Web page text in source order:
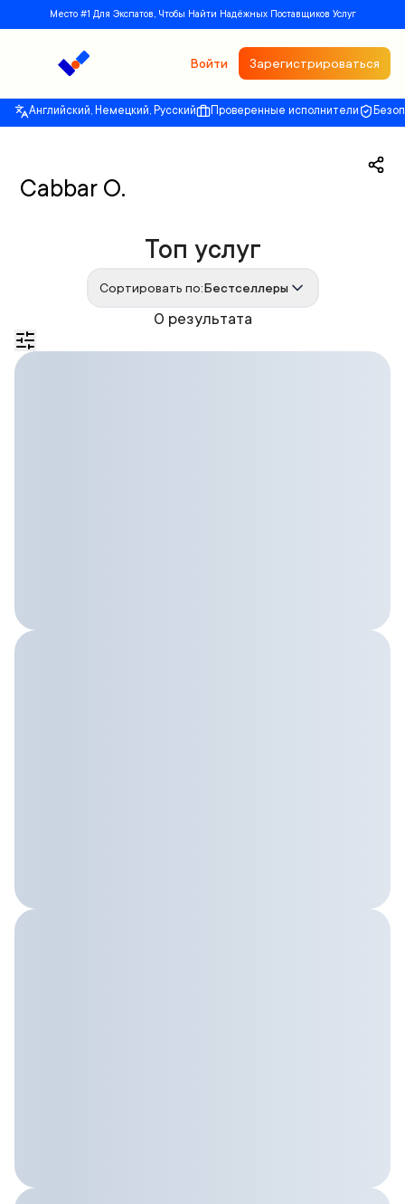
Место #1 Для Экспатов, Чтобы Найти Надёжных Поставщиков Услуг
Войти Зарегистрироваться
Английский, Немецкий, Русский Проверенные исполнители
Cabbar O.
0 результата
Топ услуг
Сортировать по:Бестселлеры